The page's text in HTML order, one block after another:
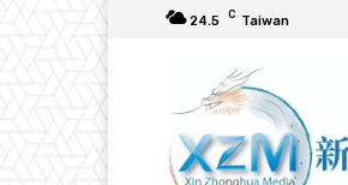
24.5 C Taiwan